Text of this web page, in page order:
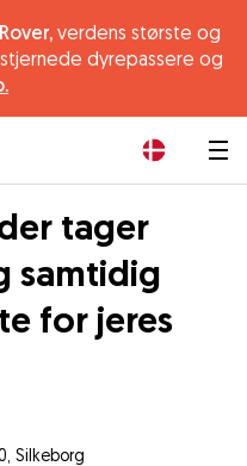
verdens største og
dyrepassere og
tager
samtidig
for jeres
Silkeborg